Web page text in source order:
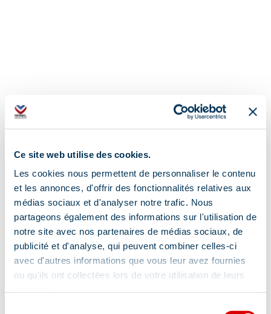
Ce site web utilise des cookies.
Les cookies nous permettent de personnaliser le contenu
et les annonces, d'offrir des fonctionnalités relatives aux
médias sociaux et d'analyser notre trafic. Nous
partageons également des informations sur l'utilisation de
notre site avec nos partenaires de médias sociaux, de
publicité et d'analyse, qui peuvent combiner celles-ci
avec d'autres informations que vous leur avez fournies
ou qu'ils ont collectées lors de votre utilisation de leurs
80 Square de la Liberté, 73600 Moûtiers
Additional location
A430 puis N90 sortie40